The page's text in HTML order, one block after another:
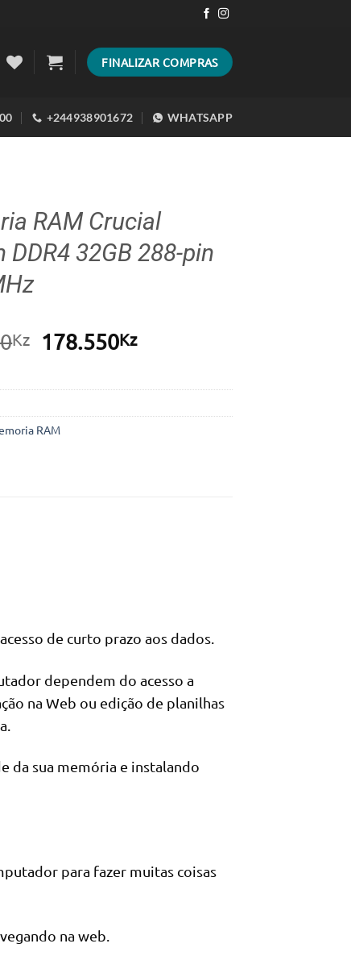
FINALIZAR COMPRAS
+244938901672 WHATSAPP
RAM Crucial
DDR4 32GB 288-pin
Kz O
original
198.550Kz.
178.550KzO
atual
178.550Kz.
RAM
de curto prazo aos dados.
dependem do acesso a
na Web ou edição de planilhas
da sua memória e instalando
para fazer muitas coisas
na web.